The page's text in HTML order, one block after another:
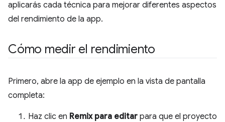
aplicarás cada técnica para mejorar diferentes aspectos
del rendimiento de la app.
Cómo medir el rendimiento
Primero, abre la app de ejemplo en la vista de pantalla
completa:
Haz clic en Remix para editar para que el proyecto